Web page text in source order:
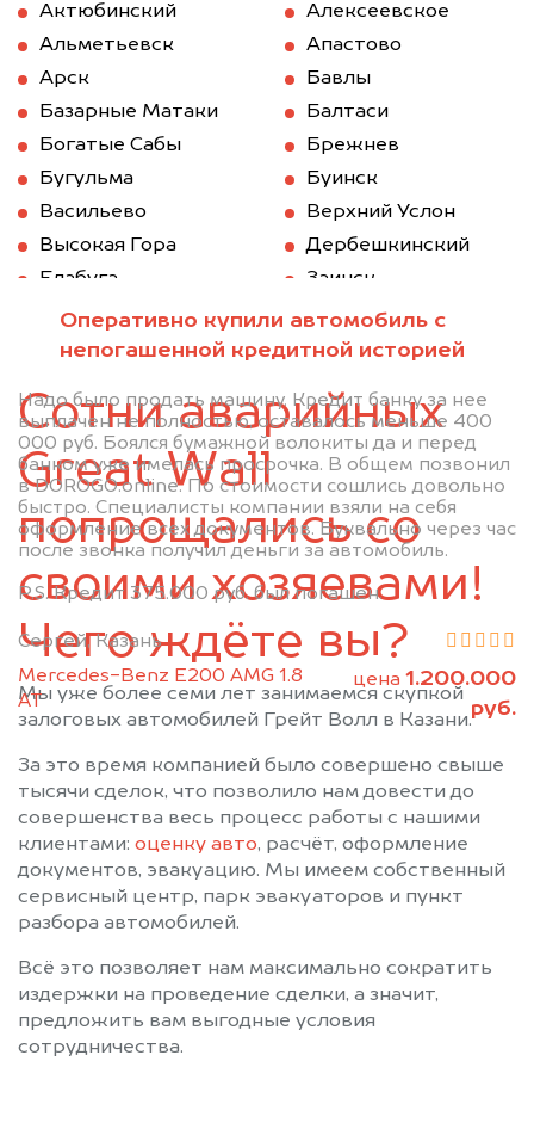
Оперативно купили автомобиль с
непогашенной кредитной историей
Надо было продать машину. Кредит банку за нее
выплачен не полностью, оставалось меньше 400
000 руб. Боялся бумажной волокиты да и перед
банком уже имелась просрочка. В общем позвонил
в DOROGO.online. По стоимости сошлись довольно
быстро. Специалисты компании взяли на себя
оформление всех документов. Буквально через час
после звонка получил деньги за автомобиль.
P.S. Кредит 375.000 руб. был погашен.
Сергей, Казань
Mercedes-Benz E200 AMG 1.8
АТ
цена 1.200.000
руб.
Актюбинский
Алексеевское
Альметьевск
Апастово
Арск
Бавлы
Базарные Матаки
Балтаси
Богатые Сабы
Брежнев
Бугульма
Буинск
Васильево
Верхний Услон
Высокая Гора
Дербешкинский
Елабуга
Заинск
Зеленодольск
Казань
Камское Устье
Карабаш (Татарстан)
Кукмор
Лаишево
Лениногорск
Мамадыш
Менделеевск
Мензелинск
Муслюмово
Набережные Челны
Нижнекамск
Новошешминск
Нурлат
Пестрецы
Старое Дрожжаное
Тетюши
Черемшан
Чистополь
Сотни аварийных
Great Wall
попрощались со
своими хозяевами!
Чего ждёте вы?
Мы уже более семи лет занимаемся скупкой
залоговых автомобилей Грейт Волл в Казани.
За это время компанией было совершено свыше
тысячи сделок, что позволило нам довести до
совершенства весь процесс работы с нашими
клиентами: оценку авто, расчёт, оформление
документов, эвакуацию. Мы имеем собственный
сервисный центр, парк эвакуаторов и пункт
разбора автомобилей.
Всё это позволяет нам максимально сократить
издержки на проведение сделки, а значит,
предложить вам выгодные условия
сотрудничества.